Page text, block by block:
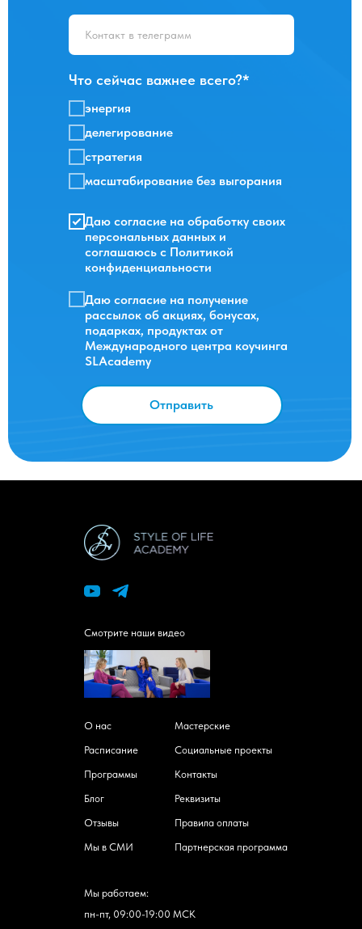
Что сейчас важнее всего?*
энергия
делегирование
стратегия
масштабирование без выгорания
Даю согласие на обработку своих
персональных данных и
соглашаюсь с Политикой
конфиденциальности
Даю согласие на получение
рассылок об акциях, бонусах,
подарках, продуктах от
Международного центра коучинга
SLAcademy
Отправить
Мы работаем:
пн-пт, 09:00-19:00 МСК
О нас
Смотрите наши видео
Расписание
Программы
Блог
Мастерские
Контакты
Реквизиты
Правила оплаты
Социальные проекты
Партнерская программа
Отзывы
Мы в СМИ